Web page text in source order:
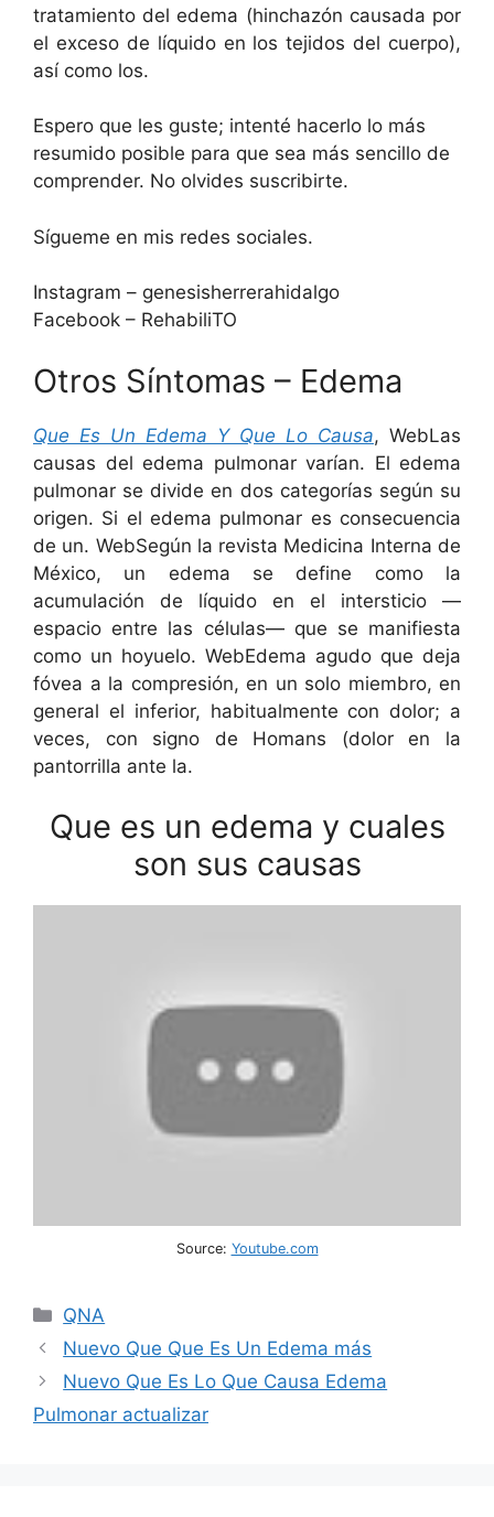
tratamiento del edema (hinchazón causada por
el exceso de líquido en los tejidos del cuerpo),
así como los.
Espero que les guste; intenté hacerlo lo más
resumido posible para que sea más sencillo de
comprender. No olvides suscribirte.
Sígueme en mis redes sociales.
Instagram – genesisherrerahidalgo
Facebook – RehabiliTO
Otros Síntomas – Edema
Que Es Un Edema Y Que Lo Causa, WebLas
causas del edema pulmonar varían. El edema
pulmonar se divide en dos categorías según su
origen. Si el edema pulmonar es consecuencia
de un. WebSegún la revista Medicina Interna de
México, un edema se define como la
acumulación de líquido en el intersticio —
espacio entre las células— que se manifiesta
como un hoyuelo. WebEdema agudo que deja
fóvea a la compresión, en un solo miembro, en
general el inferior, habitualmente con dolor; a
veces, con signo de Homans (dolor en la
pantorrilla ante la.
Que es un edema y cuales
son sus causas
Source: Youtube.com
Categories
QNA
Nuevo Que Que Es Un Edema más
Nuevo Que Es Lo Que Causa Edema
Pulmonar actualizar